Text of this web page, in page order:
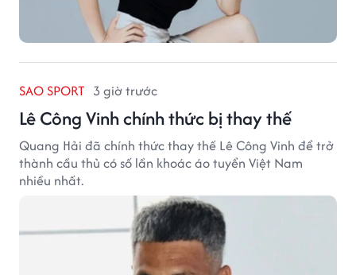
SAO SPORT 3 giờ trước
Lê Công Vinh chính thức bị thay thế
Quang Hải đã chính thức thay thế Lê Công Vinh để trở
thành cầu thủ có số lần khoác áo tuyển Việt Nam
nhiều nhất.